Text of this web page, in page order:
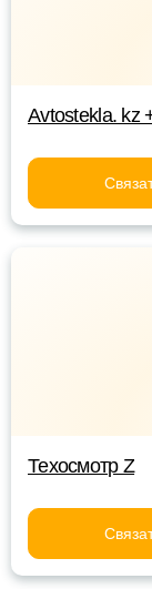
Avtostekla. kz
Техосмотр Z